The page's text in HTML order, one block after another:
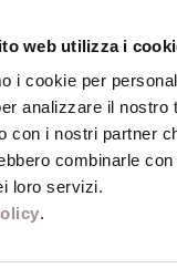
web utilizza i
i cookie per
analizzare il
con i nostri partner
combinarle
loro servizi.
.
Biblioteca